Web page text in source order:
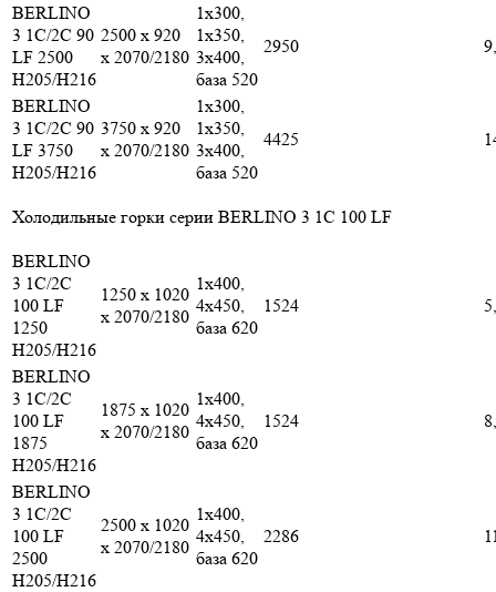
BERLINO
3 1C/2C 90
LF 2500
H205/H216
2500 x 920
x 2070/2180
1х300,
1х350,
3х400,
база 520
2950
BERLINO
3 1C/2C 90
LF 3750
H205/H216
3750 x 920
x 2070/2180
1х300,
1х350,
3х400,
база 520
4425
Холодильные горки серии BERLINO 3 1С 100 LF
BERLINO
3 1C/2C
100 LF
1250
H205/H216
1250 x 1020
x 2070/2180
1х400,
4х450,
база 620
1524
BERLINO
3 1C/2C
100 LF
1875
H205/H216
1875 x 1020
x 2070/2180
1х400,
4х450,
база 620
1524
BERLINO
3 1C/2C
100 LF
2500
H205/H216
2500 x 1020
x 2070/2180
1х400,
4х450,
база 620
2286